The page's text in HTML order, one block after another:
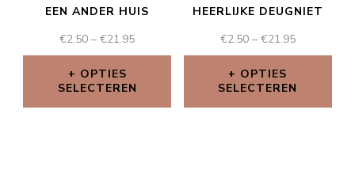
EEN ANDER HUIS
€2.50 –€21.95
OPTIES
SELECTEREN
HEERLIJKE DEUGNIET
€2.50– €21.95
OPTIES
SELECTEREN